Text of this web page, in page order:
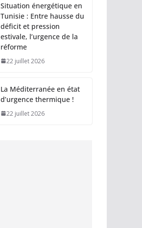
Situation énergétique en
Tunisie : Entre hausse du
déficit et pression
estivale, l’urgence de la
réforme
22 juillet 2026
La Méditerranée en état
d’urgence thermique !
22 juillet 2026